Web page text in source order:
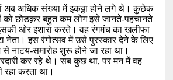
अब अधिक संख्या में इकठ्ठा होने लगे थे। कुछेक
को छोडक़र बहुत कम लोग इसे जानते-पहचानते
ओर इशारा करते। वह रंगमंच का खलीफा
नेता। इस रंगोत्सव में उसे पुरस्कार देने के लिए
नाटय-समारोह शुरू होने जा रहा था।
कर रहे थे। सब कुछ था, पर मन में वह
रहा करता था।